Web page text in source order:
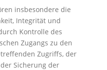
insbesondere die
Integrität und
Kontrolle des
Zugangs zu den
Zugriffs, der
Sicherung der